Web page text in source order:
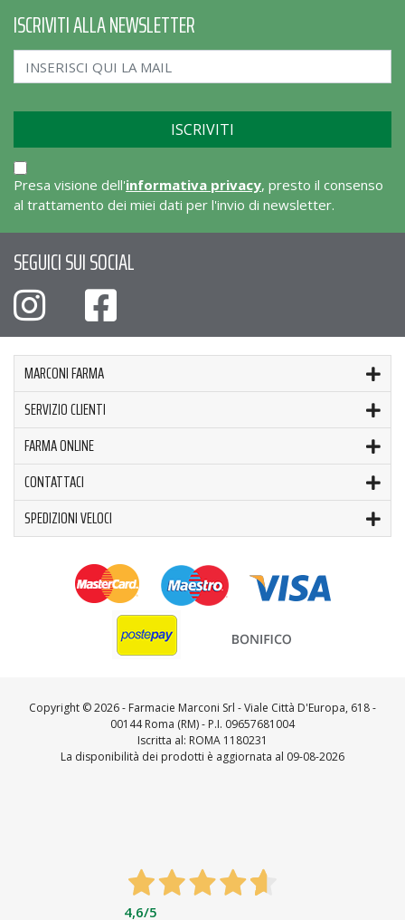
ISCRIVITI ALLA NEWSLETTER
Presa visione dell'informativa privacy, presto il consenso
al trattamento dei miei dati per l'invio di newsletter.
SEGUICI SUI SOCIAL
MARCONI FARMA
SERVIZIO CLIENTI
FARMA ONLINE
CONTATTACI
SPEDIZIONI VELOCI
Copyright ©2026 - Farmacie Marconi Srl - Viale Città D'Europa, 618 -
00144 Roma (RM) - P.I. 09657681004
Iscritta al: ROMA 1180231
La disponibilità dei prodotti è aggiornata al 09-08-2026
4,6/5